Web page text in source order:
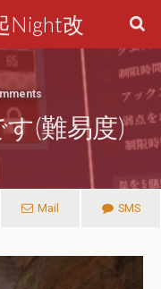
Night改
(難易度)
Mail SMS